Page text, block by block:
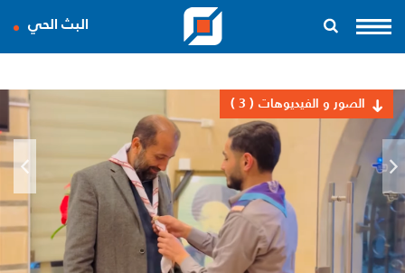
البث الحي
الصور و الفيديوهات ( 3 )